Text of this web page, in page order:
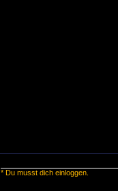
* Du musst dich einloggen.